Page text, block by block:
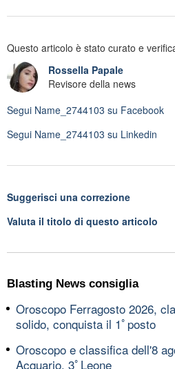
Questo articolo è stato curato e
Rossella Papale
Revisore della news
Segui Name_2744103 su Facebook
Segui Name_2744103 su Linkedin
Suggerisci una correzione
Valuta il titolo di questo articolo
Blasting News consiglia
Oroscopo Ferragosto 2026,
solido, conquista il 1ﾟposto
Oroscopo e classifica dell'8
Acquario, 3ﾟLeone